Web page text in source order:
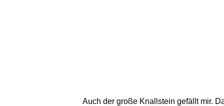
Auch der große Knallstein gefällt mir.